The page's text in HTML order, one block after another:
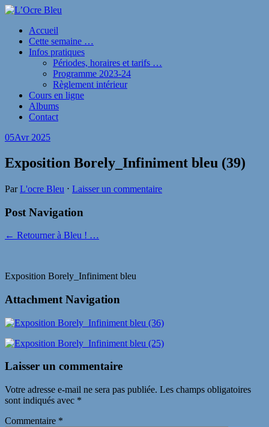
Accueil
Cette semaine …
Infos pratiques
Périodes, horaires et tarifs …
Programme 2023-24
Règlement intérieur
Cours en ligne
Albums
Contact
05Avr 2025
Exposition Borely_Infiniment bleu (39)
ParL'ocre Bleu ⋅ Laisser un commentaire
Post Navigation
← Retourner à Bleu ! …
Exposition Borely_Infiniment bleu
Attachment Navigation
Laisser un commentaire
Votre adresse e-mail ne sera pas publiée. Les champs obligatoires
sont indiqués avec *
Commentaire *